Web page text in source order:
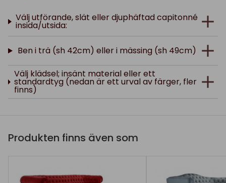
Välj utförande, slät eller djuphäftad capitonné
insida/utsida:
Ben i trä (sh 42cm) eller i mässing (sh 49cm)
Välj klädsel; insänt material eller ett
standardtyg (nedan är ett urval av färger, fler
finns)
Produkten finns även som